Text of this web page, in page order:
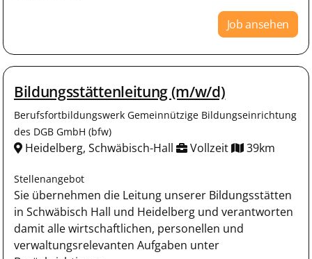
Job ansehen
Bildungsstättenleitung (m/w/d)
Berufsfortbildungswerk Gemeinnützige Bildungseinrichtung
des DGB GmbH (bfw)
Heidelberg, Schwäbisch-Hall Vollzeit 39km
Stellenangebot
Sie übernehmen die Leitung unserer Bildungsstätten
in Schwäbisch Hall und Heidelberg und verantworten
damit alle wirtschaftlichen, personellen und
verwaltungsrelevanten Aufgaben unter